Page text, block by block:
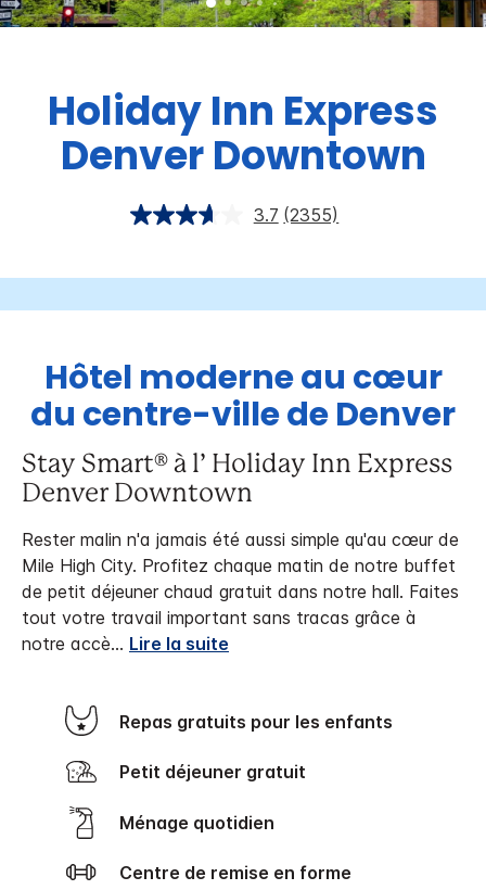
Holiday Inn Express
Denver Downtown
3.7 (2355)
Hôtel moderne au cœur
du centre-ville de Denver
Stay Smart® à l’ Holiday Inn Express
Denver Downtown
Rester malin n'a jamais été aussi simple qu'au cœur de
Mile High City. Profitez chaque matin de notre buffet
de petit déjeuner chaud gratuit dans notre hall. Faites
tout votre travail important sans tracas grâce à
notre accè... Lire la suite
Repas gratuits pour les enfants
Petit déjeuner gratuit
Ménage quotidien
Centre de remise en forme